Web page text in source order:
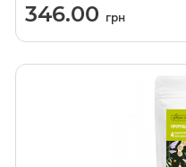
346.00 грн